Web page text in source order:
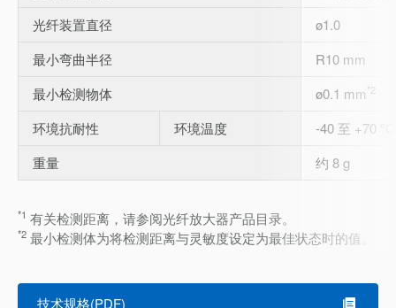
光纤装置直径
ø1.0
最小弯曲半径
R10 mm
最小检测物体
ø0.1 mm*2
环境抗耐性 环境温度
-40 至 +70 °C
重量
约 8 g
*1 有关检测距离，请参阅光纤放大器产品目录。
*2 最小检测体为将检测距离与灵敏度设定为最佳状态时的值。
技术规格(PDF)